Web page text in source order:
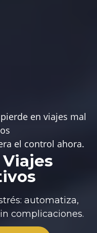
en viajes mal
el control ahora.
Viajes
automatiza,
complicaciones.